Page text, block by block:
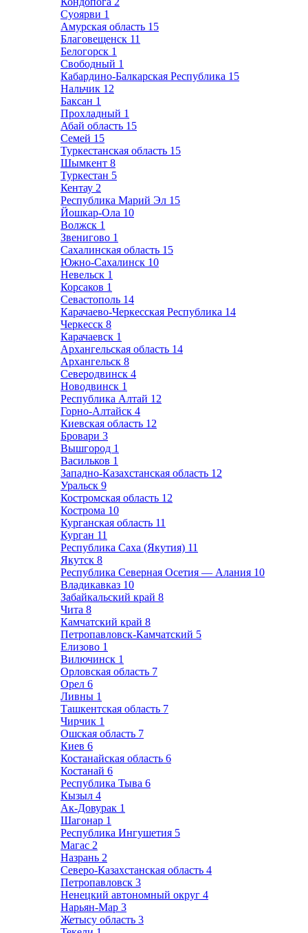
Суоярви 1
Амурская область 15
Благовещенск 11
Белогорск 1
Свободный 1
Кабардино-Балкарская Республика 15
Нальчик 12
Баксан 1
Прохладный 1
Абай область 15
Семей 15
Туркестанская область 15
Шымкент 8
Туркестан 5
Кентау 2
Республика Марий Эл 15
Йошкар-Ола 10
Волжск 1
Звенигово 1
Сахалинская область 15
Южно-Сахалинск 10
Невельск 1
Корсаков 1
Севастополь 14
Карачаево-Черкесская Республика 14
Черкесск 8
Карачаевск 1
Архангельская область 14
Архангельск 8
Северодвинск 4
Новодвинск 1
Республика Алтай 12
Горно-Алтайск 4
Киевская область 12
Бровари 3
Вышгород 1
Васильков 1
Западно-Казахстанская область 12
Уральск 9
Костромская область 12
Кострома 10
Курганская область 11
Курган 11
Республика Саха (Якутия) 11
Якутск 8
Республика Северная Осетия — Алания 10
Владикавказ 10
Забайкальский край 8
Чита 8
Камчатский край 8
Петропавловск-Камчатский 5
Елизово 1
Вилючинск 1
Орловская область 7
Орел 6
Ливны 1
Ташкентская область 7
Чирчик 1
Ошская область 7
Киев 6
Костанайская область 6
Костанай 6
Республика Тыва 6
Кызыл 4
Ак-Довурак 1
Шагонар 1
Республика Ингушетия 5
Магас 2
Назрань 2
Северо-Казахстанская область 4
Петропавловск 3
Ненецкий автономный округ 4
Нарьян-Мар 3
Жетысу область 3